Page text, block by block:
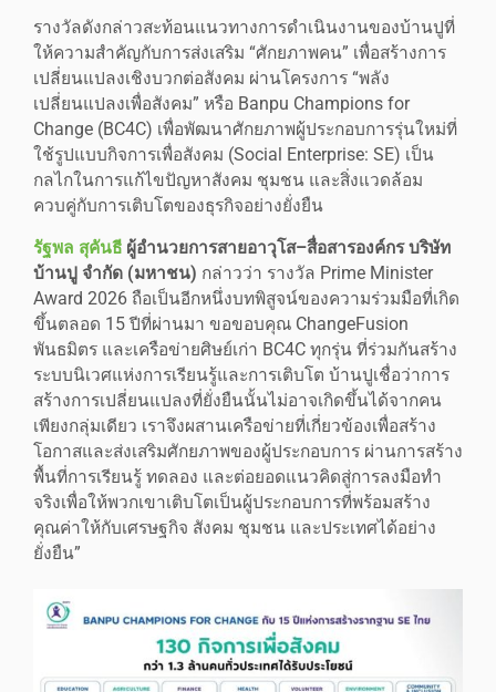
รางวัลดังกล่าวสะท้อนแนวทางการดำเนินงานของบ้านปูที่
ให้ความสำคัญกับการส่งเสริม “ศักยภาพคน” เพื่อสร้างการ
เปลี่ยนแปลงเชิงบวกต่อสังคม ผ่านโครงการ “พลัง
เปลี่ยนแปลงเพื่อสังคม” หรือ Banpu Champions for
Change (BC4C) เพื่อพัฒนาศักยภาพผู้ประกอบการรุ่นใหม่ที่
ใช้รูปแบบกิจการเพื่อสังคม (Social Enterprise: SE) เป็น
กลไกในการแก้ไขปัญหาสังคม ชุมชน และสิ่งแวดล้อม
ควบคู่กับการเติบโตของธุรกิจอย่างยั่งยืน
รัฐพล สุคันธี ผู้อำนวยการสายอาวุโส–สื่อสารองค์กร บริษัท
บ้านปู จำกัด (มหาชน) กล่าวว่า รางวัล Prime Minister
Award 2026 ถือเป็นอีกหนึ่งบทพิสูจน์ของความร่วมมือที่เกิด
ขึ้นตลอด 15 ปีที่ผ่านมา ขอขอบคุณ ChangeFusion
พันธมิตร และเครือข่ายศิษย์เก่า BC4C ทุกรุ่น ที่ร่วมกันสร้าง
ระบบนิเวศแห่งการเรียนรู้และการเติบโต บ้านปูเชื่อว่าการ
สร้างการเปลี่ยนแปลงที่ยั่งยืนนั้นไม่อาจเกิดขึ้นได้จากคน
เพียงกลุ่มเดียว เราจึงผสานเครือข่ายที่เกี่ยวข้องเพื่อสร้าง
โอกาสและส่งเสริมศักยภาพของผู้ประกอบการ ผ่านการสร้าง
พื้นที่การเรียนรู้ ทดลอง และต่อยอดแนวคิดสู่การลงมือทำ
จริงเพื่อให้พวกเขาเติบโตเป็นผู้ประกอบการที่พร้อมสร้าง
คุณค่าให้กับเศรษฐกิจ สังคม ชุมชน และประเทศได้อย่าง
ยั่งยืน”